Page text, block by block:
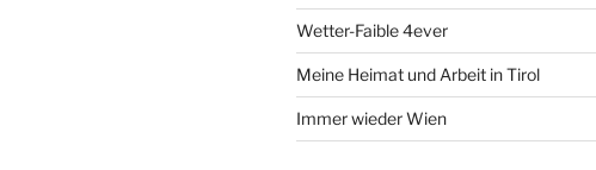
Wetter-Faible 4ever
Meine Heimat und Arbeit in Tirol
Immer wieder Wien